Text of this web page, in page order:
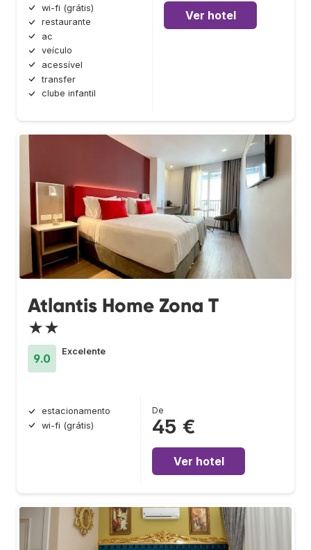
wi-fi (grátis)
restaurante
ac
veículo
acessível
transfer
clube infantil
Ver hotel
Atlantis Home Zona T
★★
9.0
Excelente
estacionamento
wi-fi (grátis)
De
45 €
Ver hotel